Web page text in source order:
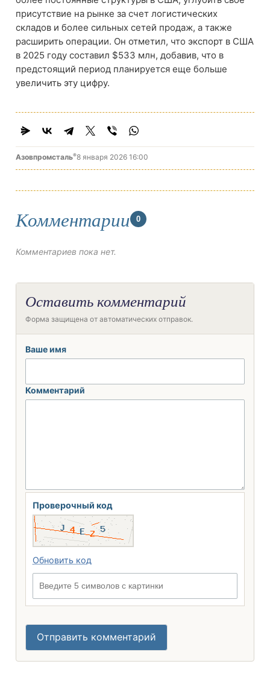
присутствие на рынке за счет логистических
складов и более сильных сетей продаж, а также
расширить операции. Он отметил, что экспорт в США
в 2025 году составил $533 млн, добавив, что в
предстоящий период планируется еще больше
увеличить эту цифру.
Азовпромсталь®8 января 2026 16:00
Комментарии 0
Комментариев пока нет.
Оставить комментарий
Форма защищена от автоматических отправок.
Ваше имя
Комментарий
Проверочный код
Обновить код
Отправить комментарий